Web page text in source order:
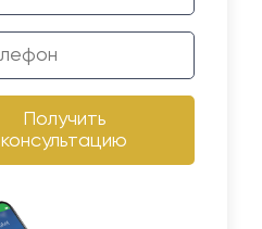
Получить
консультацию